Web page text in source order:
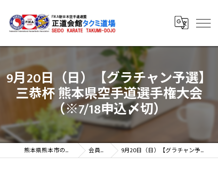
9月20日（日）【グラチャン予選】
三恭杯 熊本県空手道選手権大会
（※7/18申込〆切）
熊本県熊本市の空手教室なら正道会館タクミ道場 会員向け新着情報 9月20日（日）【グラチャン予選】三恭杯 熊本県空手道選手権大会（※7/18申込〆切）